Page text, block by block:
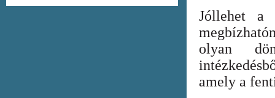
Jóllehet a
olyan
amely a